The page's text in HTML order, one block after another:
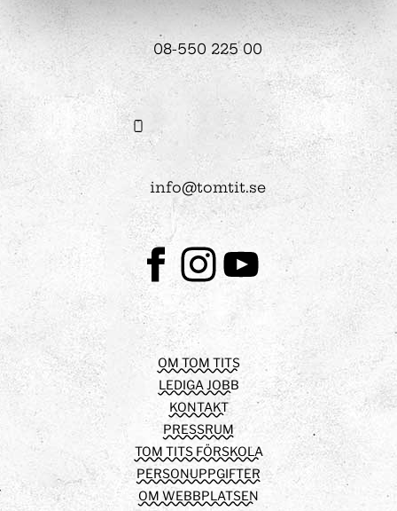
08-550 225 00
info@tomtit.se
FacebookInstagramYoutube
OM TOM TITS
LEDIGA JOBB
KONTAKT
PRESSRUM
TOM TITS FÖRSKOLA
PERSONUPPGIFTER
OM WEBBPLATSEN